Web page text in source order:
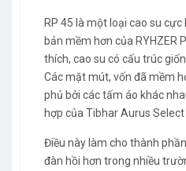
RP 45 là một loại cao su
bản mềm hơn của RYHZER
thích, cao su có cấu trúc
Các mặt mút, vốn đã mềm
phủ bởi các tấm áo khác
hợp của Tibhar Aurus Select .
Điều này làm cho thành
đàn hồi hơn trong nhiều